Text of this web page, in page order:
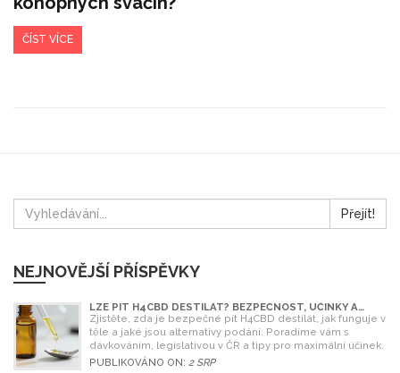
ČÍST VÍCE
Přejít!
NEJNOVĚJŠÍ PŘÍSPĚVKY
LZE PÍT H4CBD DESTILÁT? BEZPEČNOST, ÚČINKY A
LEGISLATIVA V ROCE 2026
Zjistěte, zda je bezpečné pít H4CBD destilát, jak funguje v
těle a jaké jsou alternativy podání. Poradíme vám s
dávkováním, legislativou v ČR a tipy pro maximální účinek.
PUBLIKOVÁNO ON: 2 SRP